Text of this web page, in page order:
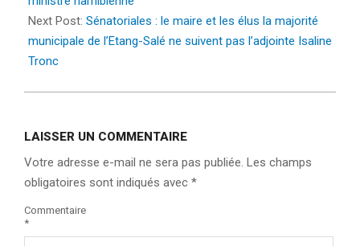
Next Post: Sénatoriales : le maire et les élus la majorité
municipale de l’Etang-Salé ne suivent pas l’adjointe Isaline
Tronc
LAISSER UN COMMENTAIRE
Votre adresse e-mail ne sera pas publiée. Les champs
obligatoires sont indiqués avec *
Commentaire
*